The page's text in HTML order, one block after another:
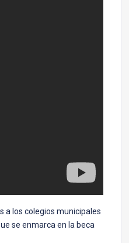
a los colegios municipales
se enmarca en la beca